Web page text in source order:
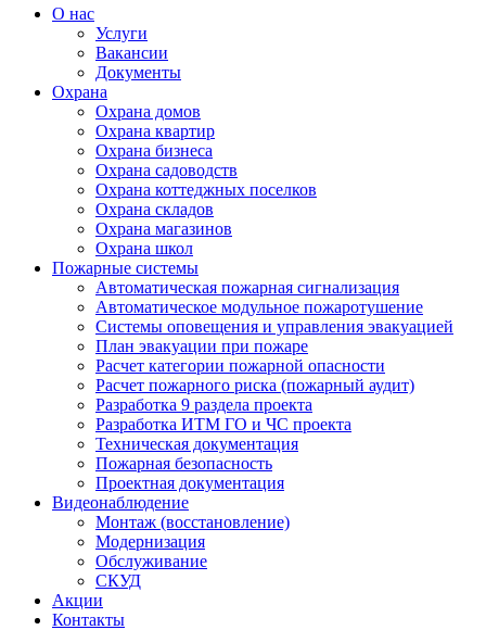
О нас
Услуги
Вакансии
Документы
Охрана
Охрана домов
Охрана квартир
Охрана бизнеса
Охрана садоводств
Охрана коттеджных поселков
Охрана складов
Охрана магазинов
Охрана школ
Пожарные системы
Автоматическая пожарная сигнализация
Автоматическое модульное пожаротушение
Системы оповещения и управления эвакуацией
План эвакуации при пожаре
Расчет категории пожарной опасности
Расчет пожарного риска (пожарный аудит)
Разработка 9 раздела проекта
Разработка ИТМ ГО и ЧС проекта
Техническая документация
Пожарная безопасность
Проектная документация
Видеонаблюдение
Монтаж (восстановление)
Модернизация
Обслуживание
СКУД
Акции
Контакты